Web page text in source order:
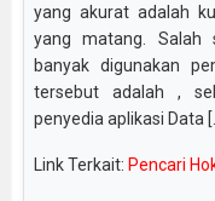
yang akurat adalah
yang matang. Salah
banyak digunakan
tersebut adalah ,
penyedia aplikasi Data
Link Terkait: Pencari